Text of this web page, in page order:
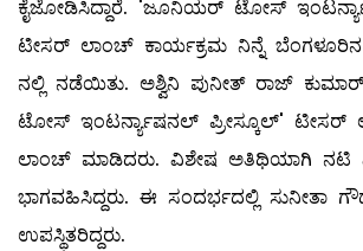
ಕೈಜೋಡಿಸಿದ್ದಾರೆ. 'ಜೂನಿಯರ್ ಟೋಸ್
ಟೀಸರ್‌ ಲಾಂಚ್‌ ಕಾರ್ಯಕ್ರಮ ನಿನ್ನೆ
ನಲ್ಲಿ ನಡೆಯಿತು. ಅಶ್ವಿನಿ ಪುನೀತ್‌ ರಾಜ್‌
ಟೋಸ್ ಇಂಟರ್ನ್ಯಾಷನಲ್ ಪ್ರೀಸ್ಕೂಲ್' ಟೀಸರ್‌
ಲಾಂಚ್ ಮಾಡಿದರು. ವಿಶೇಷ ಅತಿಥಿಯಾಗಿ ನಟಿ
ಭಾಗವಹಿಸಿದ್ದರು. ಈ ಸಂದರ್ಭದಲ್ಲಿ ಸುನೀತಾ
ಉಪಸ್ಥಿತರಿದ್ದರು.